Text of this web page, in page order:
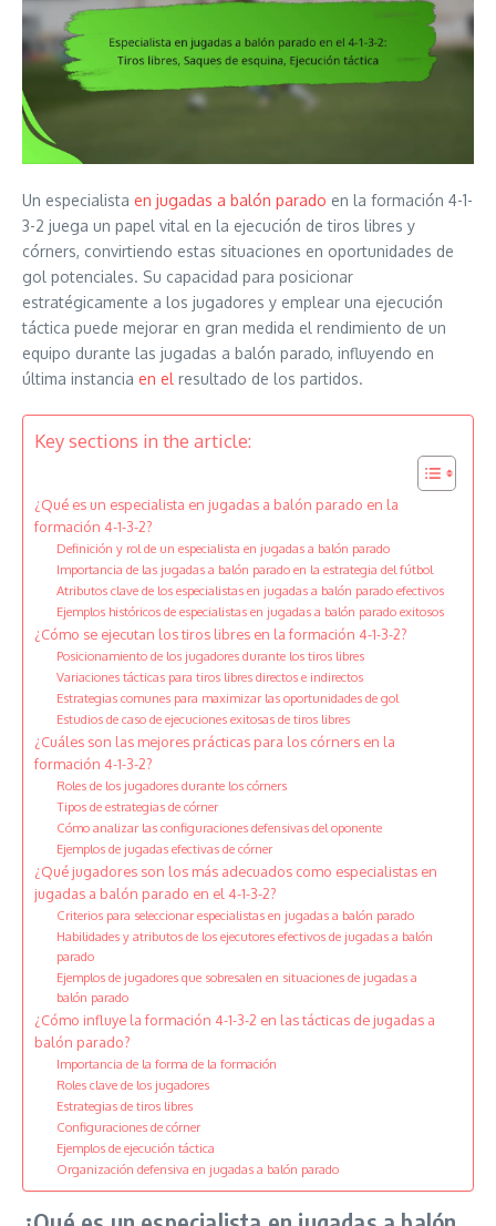
Un especialista en jugadas a balón parado en la formación 4-1-
3-2 juega un papel vital en la ejecución de tiros libres y
córners, convirtiendo estas situaciones en oportunidades de
gol potenciales. Su capacidad para posicionar
estratégicamente a los jugadores y emplear una ejecución
táctica puede mejorar en gran medida el rendimiento de un
equipo durante las jugadas a balón parado, influyendo en
última instancia en el resultado de los partidos.
Key sections in the article:
¿Qué es un especialista en jugadas a balón parado en la
formación 4-1-3-2?
Definición y rol de un especialista en jugadas a balón parado
Importancia de las jugadas a balón parado en la estrategia del fútbol
Atributos clave de los especialistas en jugadas a balón parado efectivos
Ejemplos históricos de especialistas en jugadas a balón parado exitosos
¿Cómo se ejecutan los tiros libres en la formación 4-1-3-2?
Posicionamiento de los jugadores durante los tiros libres
Variaciones tácticas para tiros libres directos e indirectos
Estrategias comunes para maximizar las oportunidades de gol
Estudios de caso de ejecuciones exitosas de tiros libres
¿Cuáles son las mejores prácticas para los córners en la
formación 4-1-3-2?
Roles de los jugadores durante los córners
Tipos de estrategias de córner
Cómo analizar las configuraciones defensivas del oponente
Ejemplos de jugadas efectivas de córner
¿Qué jugadores son los más adecuados como especialistas en
jugadas a balón parado en el 4-1-3-2?
Criterios para seleccionar especialistas en jugadas a balón parado
Habilidades y atributos de los ejecutores efectivos de jugadas a balón
parado
Ejemplos de jugadores que sobresalen en situaciones de jugadas a
balón parado
¿Cómo influye la formación 4-1-3-2 en las tácticas de jugadas a
balón parado?
Importancia de la forma de la formación
Roles clave de los jugadores
Estrategias de tiros libres
Configuraciones de córner
Ejemplos de ejecución táctica
Organización defensiva en jugadas a balón parado